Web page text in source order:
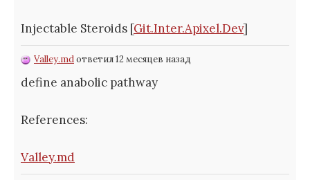
Injectable Steroids [Git.Inter.Apixel.Dev]
Valley.mdответил 12 месяцев назад
define anabolic pathway
References:
Valley.md